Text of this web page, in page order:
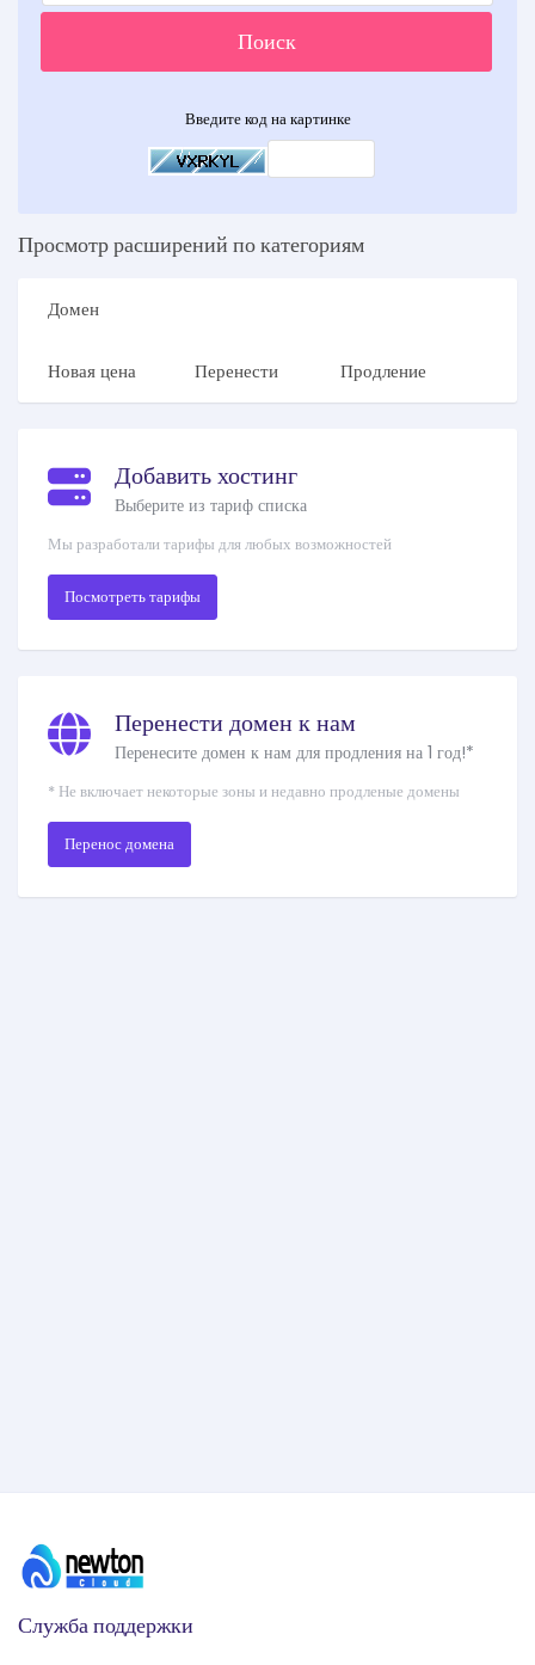
Поиск
Введите код на картинке
Просмотр расширений по категориям
Домен
Новая цена Перенести Продление
Добавить хостинг
Выберите из тариф списка
Мы разработали тарифы для любых возможностей
Посмотреть тарифы
Перенести домен к нам
Перенесите домен к нам для продления на 1 год!*
Перенос домена
* Не включает некоторые зоны и недавно продленые домены
Служба поддержки